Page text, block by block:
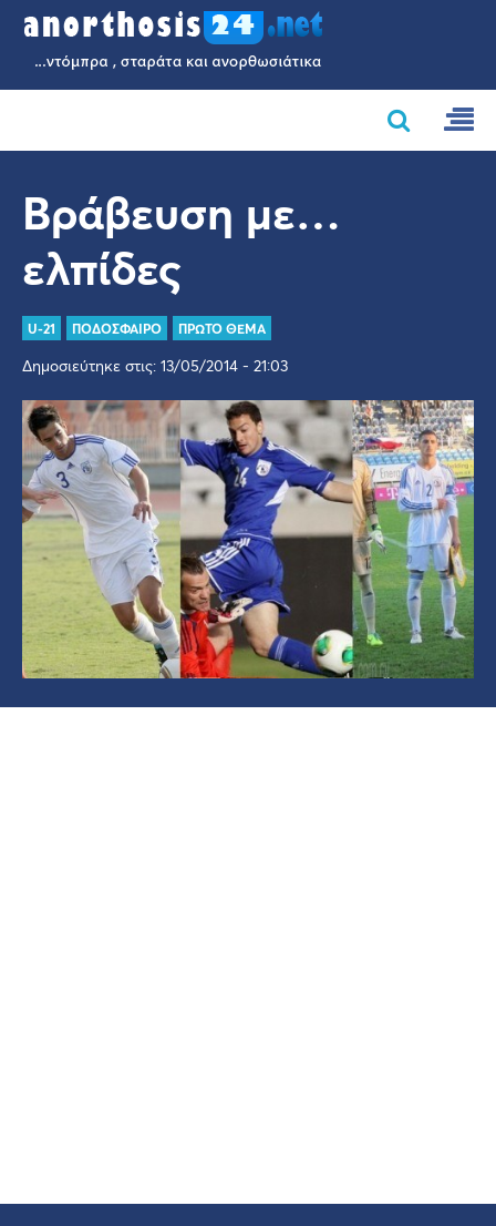
Βράβευση με…
ελπίδες
U-21 ΠΟΔΟΣΦΑΙΡΟ ΠΡΩΤΟ ΘΕΜΑ
Δημοσιεύτηκε στις: 13/05/2014 - 21:03